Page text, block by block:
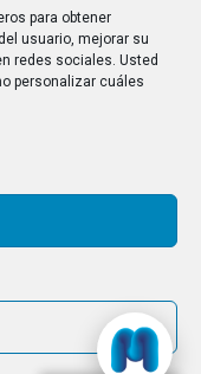
para obtener
usuario, mejorar su
redes sociales. Usted
personalizar cuáles